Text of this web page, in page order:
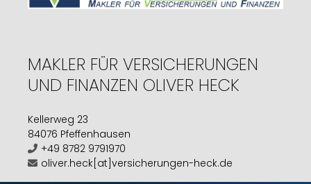
MAKLER FÜR VERSICHERUNGEN
UND FINANZEN OLIVER HECK
Kellerweg 23
84076 Pfeffenhausen
+49 8782 9791970
oliver.heck[at]versicherungen-heck.de